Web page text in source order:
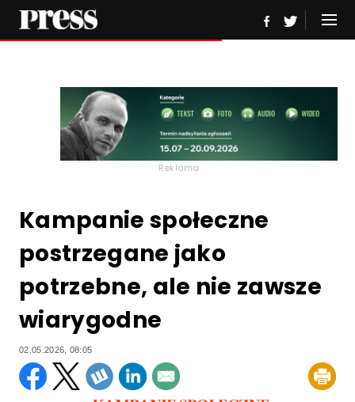
Reklama
Kampanie społeczne
postrzegane jako
potrzebne, ale nie zawsze
wiarygodne
02.05.2026, 08:05